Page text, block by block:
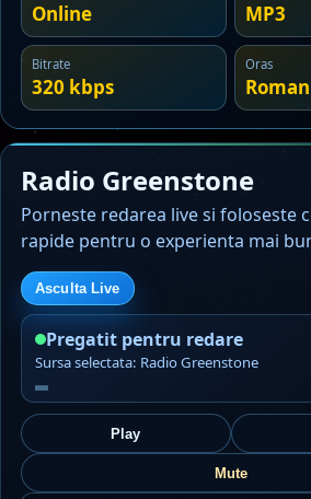
Online MP3
Bitrate
320 kbps
Oras
Radio Greenstone
Porneste redarea live si foloseste
rapide pentru o experienta mai
Asculta Live
Pregatit pentru redare
Sursa selectata: Radio Greenstone
Play
Mute